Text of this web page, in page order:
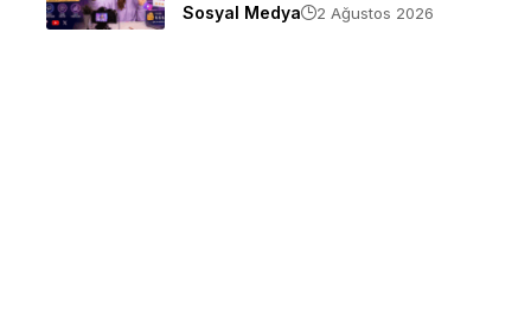
Sosyal Medya
2 Ağustos 2026